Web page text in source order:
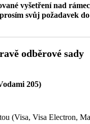
vyšetření nad
svůj požadavek
odběrové sady
205)
(Visa, Visa Electron,